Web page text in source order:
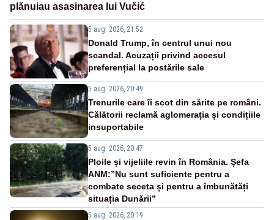
plănuiau asasinarea lui Vučić
5 aug. 2026, 21:52
Donald Trump, în centrul unui nou
scandal. Acuzații privind accesul
preferențial la postările sale
5 aug. 2026, 20:49
Trenurile care îi scot din sărite pe români.
Călătorii reclamă aglomerația și condițiile
insuportabile
5 aug. 2026, 20:47
Ploile și vijeliile revin în România. Șefa
ANM:”Nu sunt suficiente pentru a
combate seceta și pentru a îmbunătăți
situația Dunării”
5 aug. 2026, 20:19